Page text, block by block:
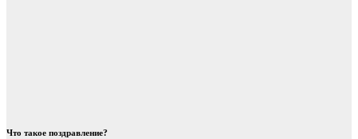
Что такое поздравление?